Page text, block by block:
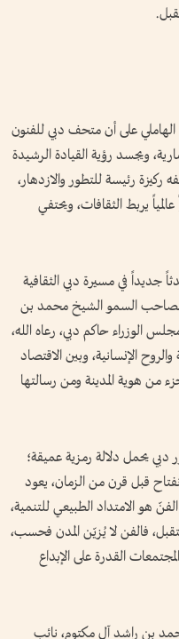
على أن متحف دبي للفنون
ويجسد رؤية القيادة الرشيدة
ركيزة رئيسة للتطور والازدهار،
يربط الثقافات، ويحتفي
في مسيرة دبي الثقافية
لصاحب السمو الشيخ محمد بن
الوزراء حاكم دبي، رعاه الله،
الإنسانية، وبين الاقتصاد
من هوية المدينة ومن رسالتها
يحمل دلالة رمزية عميقة؛
قبل قرن من الزمان، يعود
هو الامتداد الطبيعي للتنمية،
فالفن لا يُزيّن المدن فحسب،
القدرة على الإبداع
بن راشد آل مكتوم، نائب